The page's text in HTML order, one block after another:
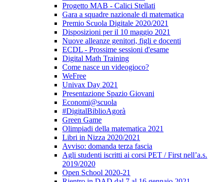
Progetto MAB - Calici Stellati
Gara a squadre nazionale di matematica
Premio Scuola Digitale 2020/2021
Disposizioni per il 10 maggio 2021
Nuove alleanze genitori, figli e docenti
ECDL - Prossime sessioni d'esame
Digital Math Training
Come nasce un videogioco?
WeFree
Univax Day 2021
Presentazione Spazio Giovani
Economi@scuola
#DigitalBiblioAgorà
Green Game
Olimpiadi della matematica 2021
Libri in Nizza 2020/2021
Avviso: domanda terza fascia
Agli studenti iscritti ai corsi PET / First nell’a.s.
2019/2020
Open School 2020-21